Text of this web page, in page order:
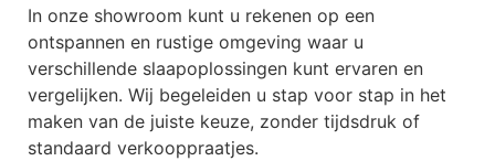
In onze showroom kunt u rekenen op een
ontspannen en rustige omgeving waar u
verschillende slaapoplossingen kunt ervaren en
vergelijken. Wij begeleiden u stap voor stap in het
maken van de juiste keuze, zonder tijdsdruk of
standaard verkooppraatjes.